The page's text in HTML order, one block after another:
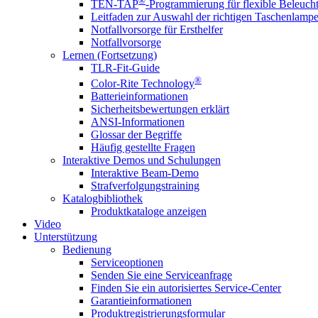
TEN-TAP -Programmierung für flexible
Leitfaden zur Auswahl der richtigen Taschenlampe
Notfallvorsorge für Ersthelfer
Notfallvorsorge
Lernen (Fortsetzung)
TLR-Fit-Guide
Color-Rite Technology®
Batterieinformationen
Sicherheitsbewertungen erklärt
ANSI-Informationen
Glossar der Begriffe
Häufig gestellte Fragen
Interaktive Demos und Schulungen
Interaktive Beam-Demo
Strafverfolgungstraining
Katalogbibliothek
Produktkataloge anzeigen
Video
Unterstützung
Bedienung
Serviceoptionen
Senden Sie eine Serviceanfrage
Finden Sie ein autorisiertes Service-Center
Garantieinformationen
Produktregistrierungsformular